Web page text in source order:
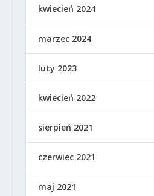
kwiecień 2024
marzec 2024
luty 2023
kwiecień 2022
sierpień 2021
czerwiec 2021
maj 2021